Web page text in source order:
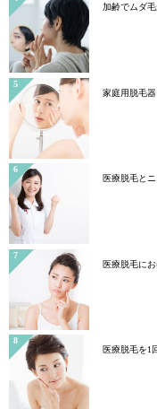
加齢でムダ
家庭用脱毛
医療脱毛と
医療脱毛に
医療脱毛を1